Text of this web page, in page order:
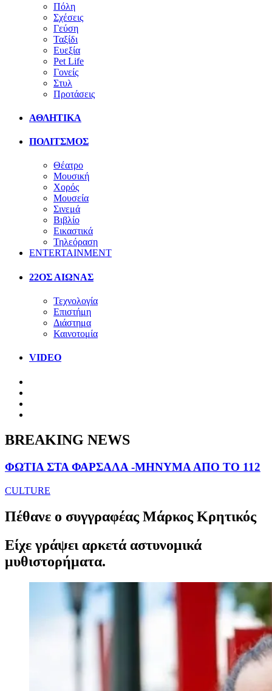
Πόλη
Σχέσεις
Γεύση
Ταξίδι
Ευεξία
Pet Life
Γονείς
Στυλ
Προτάσεις
ΑΘΛΗΤΙΚΑ
ΠΟΛΙΤΣΜΟΣ
Θέατρο
Μουσική
Χορός
Μουσεία
Σινεμά
Βιβλίο
Εικαστικά
Τηλεόραση
ENTERTAINMENT
22ΟΣ ΑΙΩΝΑΣ
Τεχνολογία
Επιστήμη
Διάστημα
Καινοτομία
VIDEO
BREAKING NEWS
ΦΩΤΙΑ ΣΤΑ ΦΑΡΣΑΛΑ -ΜΗΝΥΜΑ ΑΠΟ ΤΟ 112
CULTURE
Πέθανε ο συγγραφέας Μάρκος Κρητικός
Είχε γράψει αρκετά αστυνομικά
μυθιστορήματα.